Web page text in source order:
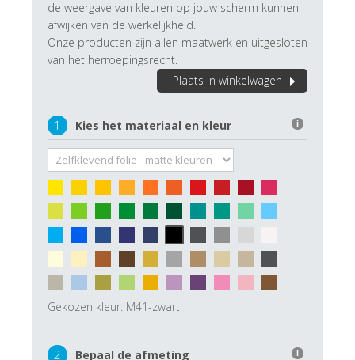
de weergave van kleuren op jouw scherm kunnen
afwijken van de werkelijkheid.
Onze producten zijn allen maatwerk en uitgesloten
van het herroepingsrecht.
Plaats in winkelwagen
1 Kies het materiaal en kleur i
Gekozen kleur: M41-zwart
2 Bepaal de afmeting i